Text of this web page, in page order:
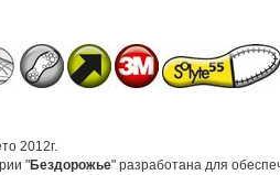
2012г.
"Бездорожье" разработана для